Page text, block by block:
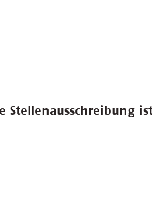
Stellenausschreibung